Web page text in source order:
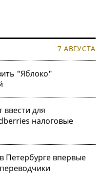
7 АВГУСТА
"Яблоко"
ввести для
налоговые
Петербурге впервые